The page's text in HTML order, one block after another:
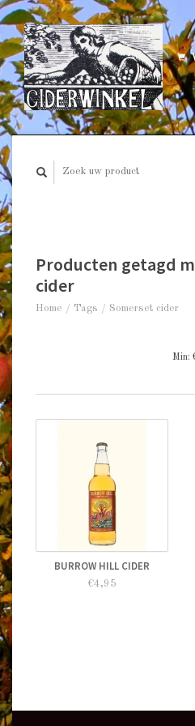
Producten getagd
cider
Home / Tags / Somerset cider
Min:
BURROW HILL CIDER
€4,95